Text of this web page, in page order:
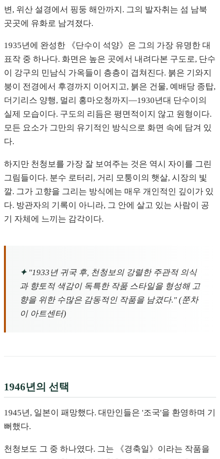
변, 위산 설경에서 핑둥 해안까지. 그의 발자취는 섬 남북
곳곳에 유화로 남겨졌다.
1935년에 완성한 《단수이 석양》은 그의 가장 유명한 대
표작 중 하나다. 화면은 높은 곳에서 내려다본 구도로, 단수
이 강구의 민남식 가옥들이 층층이 겹쳐진다. 붉은 기와지
붕이 전경에서 후경까지 이어지고, 붉은 건물, 예배당 종탑,
더기리스 양행, 멀리 홍마오청까지—1930년대 단수이의
실제 모습이다. 구도의 리듬은 평면적이지 않고 원형이다.
모든 요소가 그만의 유기적인 방식으로 화면 속에 담겨 있
다.
하지만 천청보를 가장 잘 보여주는 것은 역시 자이를 그린
그림들이다. 분수 로터리, 거리 모퉁이의 햇살, 시장의 빛
깔. 그가 고향을 그리는 방식에는 매우 개인적인 깊이가 있
다. 방관자의 기록이 아니라, 그 안에 살고 있는 사람이 공
기 자체에 느끼는 감각이다.
✦"1933년 귀국 후, 천청보의 강렬한 주관적 의식
과 향토적 색감이 독특한 작품 스타일을 형성해 고
향을 위한 수많은 감동적인 작품을 남겼다." (쭌차
이 아트센터)
1946년의 선택
1945년, 일본이 패망했다. 대만인들은 '조국'을 환영하며 기
뻐했다.
천청보도 그 중 하나였다. 그는 《경축일》이라는 작품을